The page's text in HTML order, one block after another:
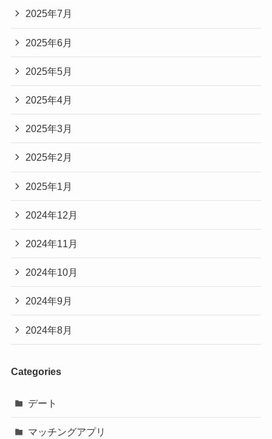
2025年7月
2025年6月
2025年5月
2025年4月
2025年3月
2025年2月
2025年1月
2024年12月
2024年11月
2024年10月
2024年9月
2024年8月
Categories
デート
マッチングアプリ